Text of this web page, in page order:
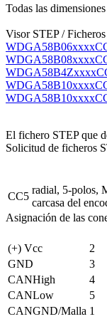
Todas las
Visor STEP /
El fichero STEP que
Solicitud de ficheros
CC5
radial, 5-polos,
carcasa del
Asignación de las
(+) Vcc
2
GND
3
CANHigh
4
CANLow
5
CANGND/Malla 1